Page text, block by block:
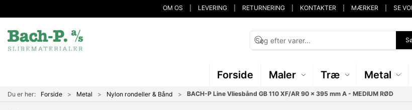
OM OS LEVERING RETURNERING KONTAKTER MÆRKER SE
Forside Maler Træ Metal
Du er her: Forside Metal Nylon rondeller & Bånd BACH-P Line Vliesbånd GB 110 XF/AR 90 x 395 mm A - MEDIUM RØD